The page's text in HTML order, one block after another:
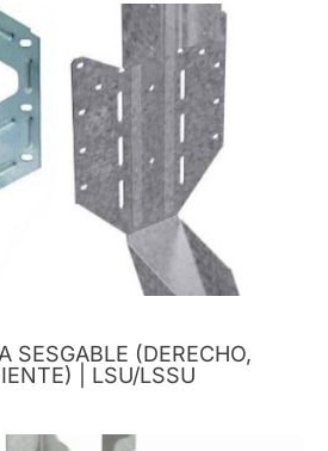
SESGABLE (DERECHO,
| LSU/LSSU